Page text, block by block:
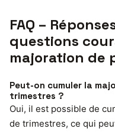
FAQ –
questions
majoration de
Peut-on cumuler la
trimestres ?
Oui, il est possible de
de trimestres, ce qui